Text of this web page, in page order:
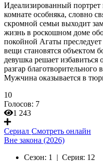
Идеализированный
комнате особняка, словно
скромной семьи выходит
жизнь в роскошном доме
покойной Агаты
вещи становятся объектом
девушка решает
разгар благотворительного
Мужчина оказывается в
10
Голосов: 7
1 243
Сериал Смотреть онлайн
Вне закона (2026)
Сезон: 1 | Серия: 12